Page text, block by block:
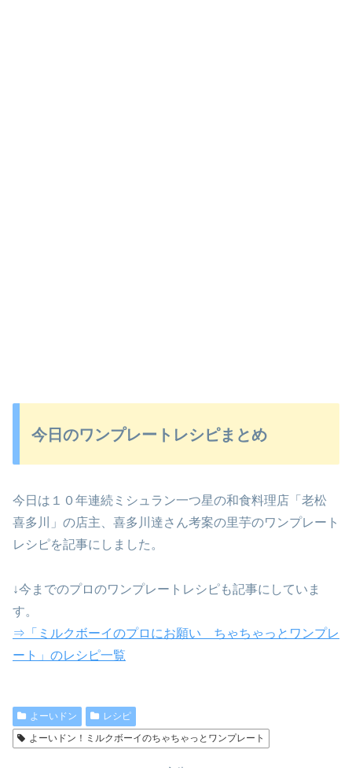
今日のワンプレートレシピまとめ
今日は１０年連続ミシュラン一つ星の和食料理店「老松
喜多川」の店主、喜多川達さん考案の里芋のワンプレート
レシピを記事にしました。
↓今までのプロのワンプレートレシピも記事にしていま
す。
⇒「ミルクボーイのプロにお願い ちゃちゃっとワンプレ
ート」のレシピ一覧
よーいドン
レシピ
よーいドン！ミルクボーイのちゃちゃっとワンプレート